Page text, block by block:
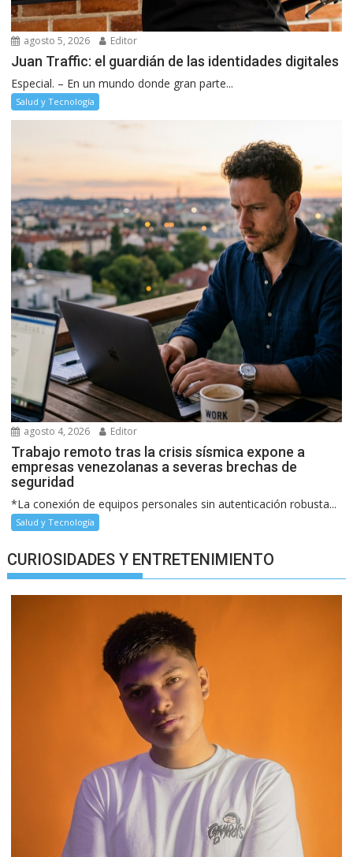
agosto 5, 2026 Editor
Juan Traffic: el guardián de las identidades digitales
Especial. – En un mundo donde gran parte...
Salud y Tecnología
agosto 4, 2026 Editor
Trabajo remoto tras la crisis sísmica expone a
empresas venezolanas a severas brechas de
seguridad
*La conexión de equipos personales sin autenticación robusta...
Salud y Tecnología
CURIOSIDADES Y ENTRETENIMIENTO